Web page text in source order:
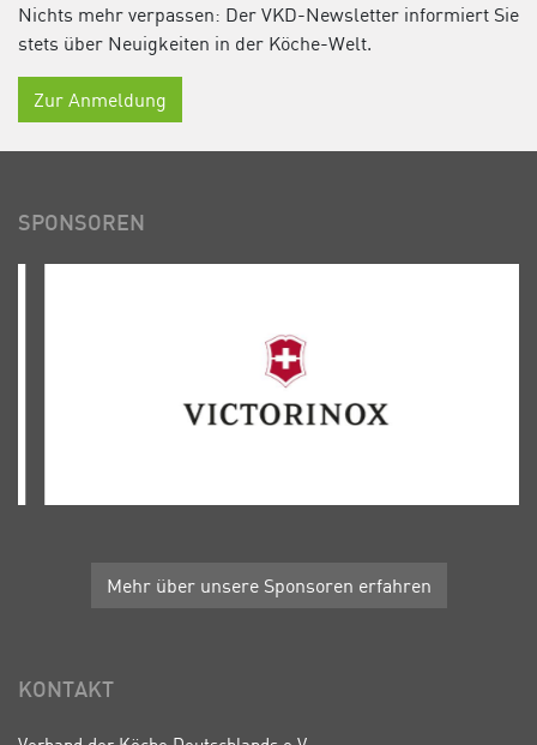
Nichts mehr verpassen: Der VKD-Newsletter informiert Sie
stets über Neuigkeiten in der Köche-Welt.
Zur Anmeldung
SPONSOREN
Mehr über unsere Sponsoren erfahren
KONTAKT